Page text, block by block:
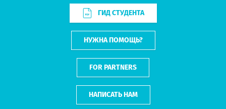
ГИД СТУДЕНТА
НУЖНА ПОМОЩЬ?
FOR PARTNERS
НАПИСАТЬ НАМ